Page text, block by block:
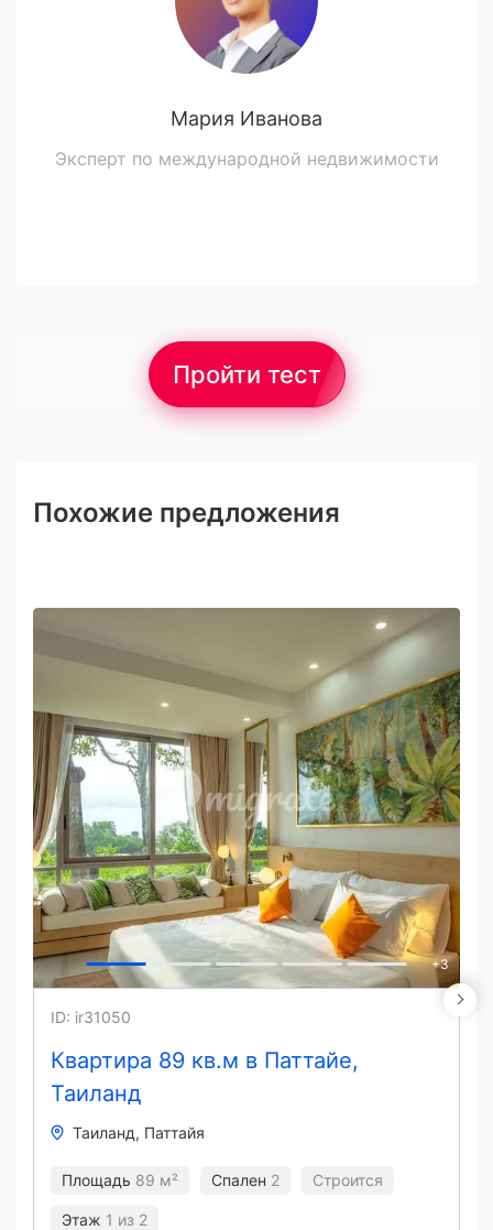
Мария Иванова
Эксперт по международной недвижимости
Пройти тест
Похожие предложения
+3
Квартира 89 кв.м в Паттайе,
Таиланд
ID: ir31050
Таиланд Паттайя
Площадь 89 м² Спален 2 Строится
Этаж 1 из 2